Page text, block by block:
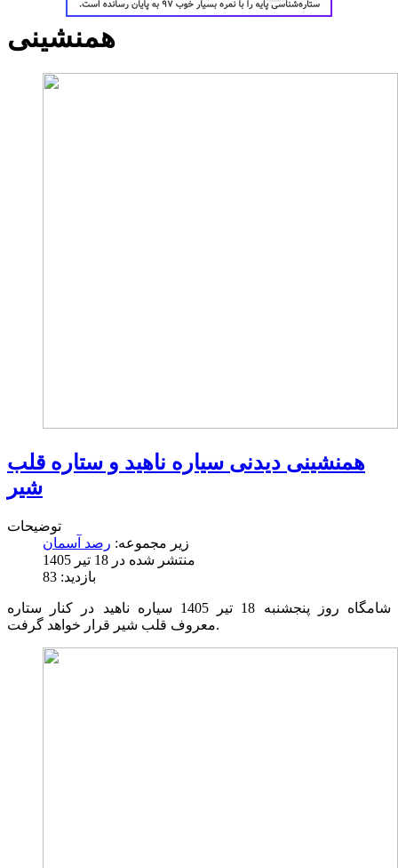
همنشینی
همنشینی دیدنی سیاره ناهید و ستاره قلب
شیر
توضیحات
زیر مجموعه: رصد آسمان
منتشر شده در 18 تیر 1405
بازدید: 83
شامگاه روز پنجشنبه 18 تیر 1405 سیاره ناهید در کنار ستاره
معروف قلب شیر قرار خواهد گرفت.